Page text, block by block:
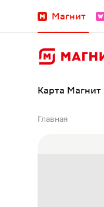
Магнит
Карта
Главная